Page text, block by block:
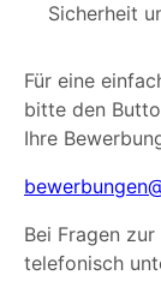
Sicherheit
Für eine
bitte den
Ihre
Bei Fragen
telefonisch